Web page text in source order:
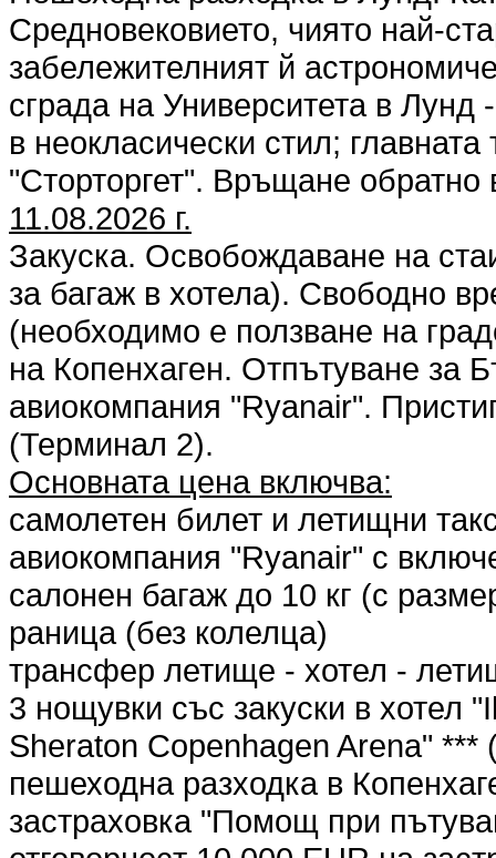
Средновековието, чиято най-
забележителният й
сграда на Университета в Лунд
в неокласически стил;
"Сторторгет". Връщане
11.08.2026 г.
Закуска. Освобождаване на
за багаж в хотела). Свободно
(необходимо е ползване на
на Копенхаген. Отпътуване за
авиокомпания "Ryanair".
(Терминал 2).
Основната цена включва:
самолетен билет и летищни
авиокомпания "Ryanair" с
салонен багаж до 10 кг (с
раница (без колелца)
трансфер летище - хотел -
3 нощувки със закуски в хотел
Sheraton Copenhagen Arena" ***
пешеходна разходка в
застраховка "Помощ при